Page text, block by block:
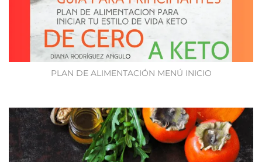
PLAN DE ALIMENTACIÓN MENÚ INICIO